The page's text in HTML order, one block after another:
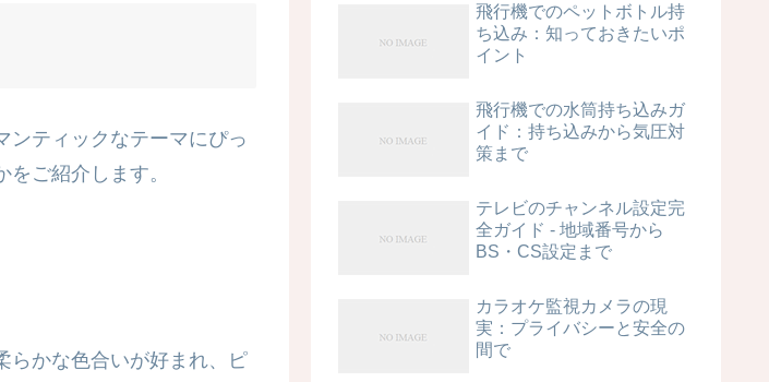
ンティックなテーマにぴっ
ご紹介します。
らかな色合いが好まれ、ピ
飛行機でのペットボトル持
ち込み：知っておきたいポ
イント
飛行機での水筒持ち込みガ
イド：持ち込みから気圧対
策まで
テレビのチャンネル設定完
全ガイド - 地域番号から
BS・CS設定まで
カラオケ監視カメラの現
実：プライバシーと安全の
間で